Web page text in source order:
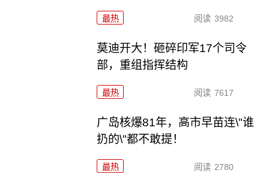
最热 阅读 3982
莫迪开大！砸碎印军17个司令
部，重组指挥结构
最热 阅读 7617
广岛核爆81年，高市早苗连\"谁
扔的\"都不敢提！
最热 阅读 2780